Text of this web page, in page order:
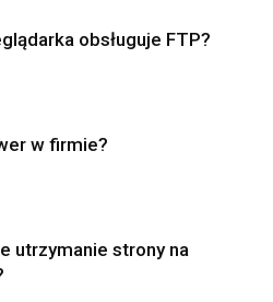
obsługuje FTP?
w firmie?
utrzymanie strony na